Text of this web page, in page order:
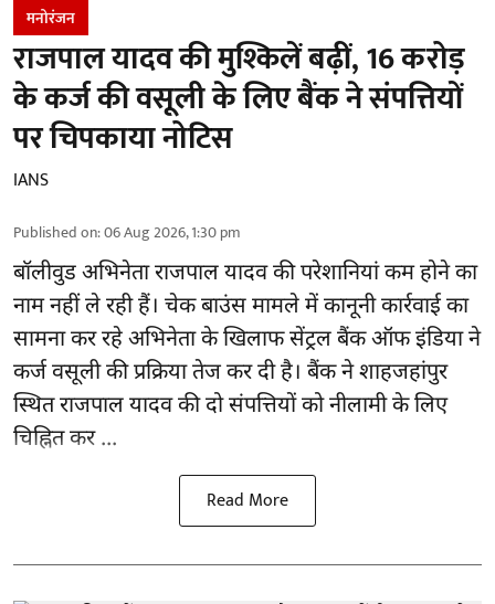
मनोरंजन
राजपाल यादव की मुश्किलें बढ़ीं, 16 करोड़
के कर्ज की वसूली के लिए बैंक ने संपत्तियों
पर चिपकाया नोटिस
IANS
Published on:06 Aug 2026, 1:30 pm
बॉलीवुडअभिनेता राजपाल यादव की परेशानियां कम होने का
नाम नहीं ले रही हैं। चेक बाउंस मामले में कानूनी कार्रवाई का
सामना कर रहे अभिनेता के खिलाफ सेंट्रल बैंक ऑफ इंडिया ने
कर्ज वसूली की प्रक्रिया तेज कर दी है। बैंक ने शाहजहांपुर
स्थित राजपाल यादव की दो संपत्तियों को नीलामी के लिए
चिह्नित कर ...
Read More